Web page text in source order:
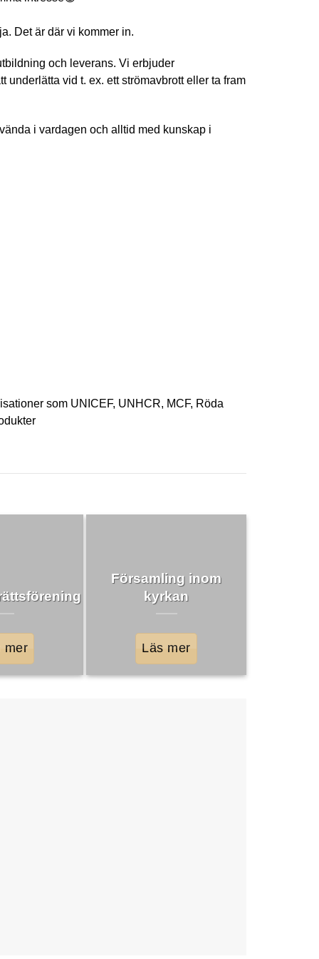
Det är där vi kommer in.
och leverans. Vi erbjuder
vid t. ex. ett strömavbrott eller ta fram
i vardagen och alltid med kunskap i
som UNICEF, UNHCR, MCF, Röda
mer
Församling inom
kyrkan
Läs mer